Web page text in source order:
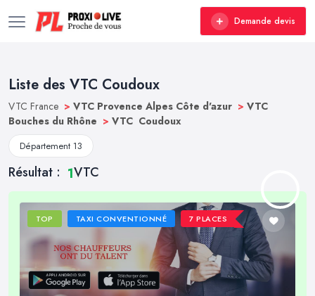
Demande devis
Liste des VTC Coudoux
VTC France > VTC Provence Alpes Côte d'azur > VTC
Bouches du Rhône > VTC Coudoux
Département 13
Résultat : 1VTC
TOP TAXI CONVENTIONNÉ 7 PLACES